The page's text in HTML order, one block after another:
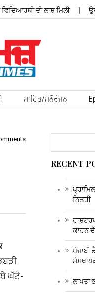
ਦੀ ਲਾਸ਼ ਮਿਲੀ
ਸਾਹਿਤ/ਮਨੋਰੰਜਨ
ਘੱਟੋ-
RECENT
ਨਿਤਰੀ
ਕਾਰਨ
ਪੰਜਾਬੀ
ਲਾਪਤਾ